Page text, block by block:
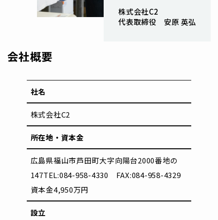
株式会社C2
代表取締役 安原 英弘
会社概要
社名
株式会社C2
所在地・資本金
広島県福山市芦田町大字向陽台2000番地の
147TEL:084-958-4330 FAX:084-958-4329
資本金4,950万円
設立